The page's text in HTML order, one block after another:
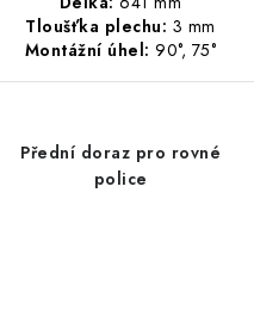
Tloušťka plechu: 3 mm
Montážní úhel: 90°, 75°
Přední doraz pro rovné
police